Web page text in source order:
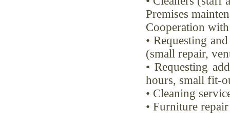
Premises
Cooperation
• Requesting
(small repair,
• Requesting
hours, small fit-
• Cleaning
• Furniture